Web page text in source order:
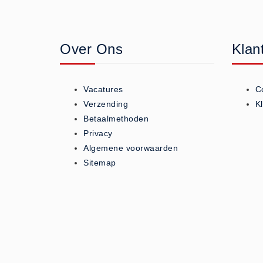
Koud - Warm kompressen (3)
Overige (1)
Teken - Beten sets (5)
Vitamines en mineralen (0)
Eerste Hulp Paneel
Eerste Hulp Paneel (0)
Over Ons
Vacatures
Verzending
Betaalmethoden
Privacy
Algemene voorwaarden
Sitemap